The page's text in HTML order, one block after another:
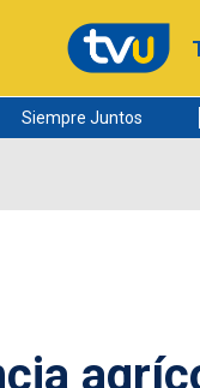
Siempre Juntos